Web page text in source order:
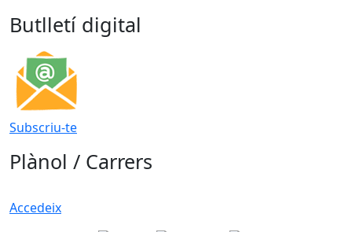
Butlletí digital
Subscriu-te
Plànol / Carrers
Accedeix